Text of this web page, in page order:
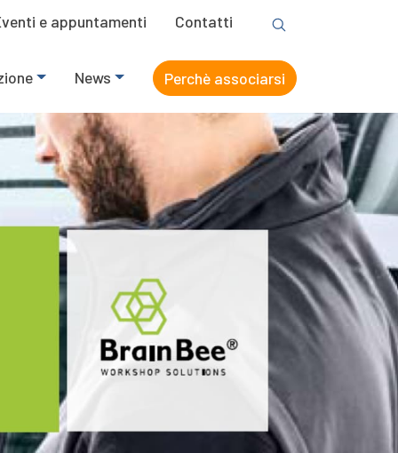
e appuntamenti Contatti
News Perchè associarsi